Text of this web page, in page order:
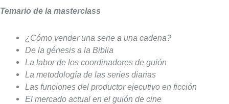
Temario de la masterclass
¿Cómo vender una serie a una cadena?
De la génesis a la Biblia
La labor de los coordinadores de guión
La metodología de las series diarias
Las funciones del productor ejecutivo en ficción
El mercado actual en el guión de cine